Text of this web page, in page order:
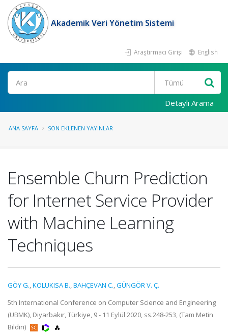
Akademik Veri Yönetim Sistemi
Araştırmacı Girişi English
Ara
Detaylı Arama
ANA SAYFA SON EKLENEN YAYINLAR
Ensemble Churn Prediction
for Internet Service Provider
with Machine Learning
Techniques
GÖY G.,KOLUKISA B.,BAHÇEVAN C.,GÜNGÖR V. Ç.
5th International Conference on Computer Science and Engineering
(UBMK), Diyarbakır, Türkiye, 9 - 11 Eylül 2020, ss.248-253, (Tam Metin
Bildiri)